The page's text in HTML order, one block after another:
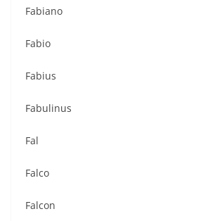
Fabiano
Fabio
Fabius
Fabulinus
Fal
Falco
Falcon